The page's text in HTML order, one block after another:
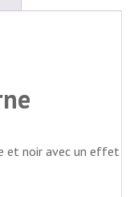
et noir avec un effet